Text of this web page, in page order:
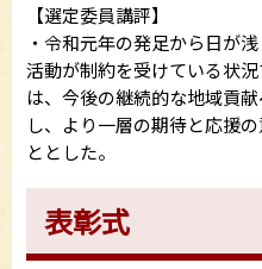
【選定委員講評】
・令和元年の発足から日が
活動が制約を受けている状
は、今後の継続的な地域貢
し、より一層の期待と応援
ととした。
表彰式